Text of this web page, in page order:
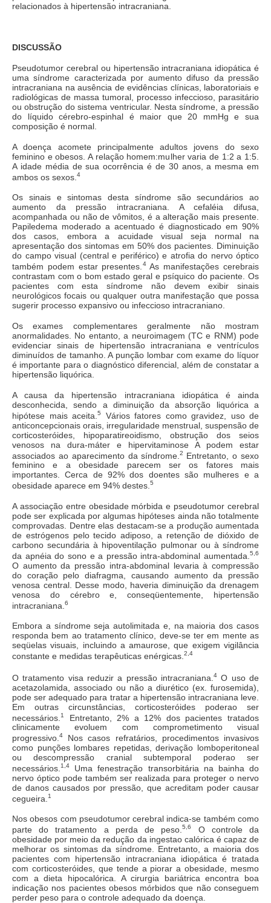
relacionados à hipertensão intracraniana.
DISCUSSÃO
Pseudotumor cerebral ou hipertensão intracraniana idiopática é
uma síndrome caracterizada por aumento difuso da pressão
intracraniana na ausência de evidências clínicas, laboratoriais e
radiológicas de massa tumoral, processo infeccioso, parasitário
ou obstrução do sistema ventricular. Nesta síndrome, a pressão
do líquido cérebro-espinhal é maior que 20 mmHg e sua
composição é normal.
A doença acomete principalmente adultos jovens do sexo
feminino e obesos. A relação homem:mulher varia de 1:2 a 1:5.
A idade média de sua ocorrência é de 30 anos, a mesma em
ambos os sexos. 4
Os sinais e sintomas desta síndrome são secundários ao
aumento da pressão intracraniana. A cefaléia difusa,
acompanhada ou não de vômitos, é a alteração mais presente.
Papiledema moderado a acentuado é diagnosticado em 90%
dos casos, embora a acuidade visual seja normal na
apresentação dos sintomas em 50% dos pacientes. Diminuição
do campo visual (central e periférico) e atrofia do nervo óptico
também podem estar presentes. 4 As manifestações cerebrais
contrastam com o bom estado geral e psíquico do paciente. Os
pacientes com esta síndrome não devem exibir sinais
neurológicos focais ou qualquer outra manifestação que possa
sugerir processo expansivo ou infeccioso intracraniano.
Os exames complementares geralmente não mostram
anormalidades. No entanto, a neuroimagem (TC e RNM) pode
evidenciar sinais de hipertensão intracraniana e ventrículos
diminuídos de tamanho. A punção lombar com exame do líquor
é importante para o diagnóstico diferencial, além de constatar a
hipertensão liquórica.
A causa da hipertensão intracraniana idiopática é ainda
desconhecida, sendo a diminuição da absorção liquórica a
hipótese mais aceita. 5
Vários fatores como gravidez, uso de
anticoncepcionais orais, irregularidade menstrual, suspensão de
corticosteróides, hipoparatireoidismo, obstrução dos seios
venosos na dura-máter e hipervitaminose A podem estar
associados ao aparecimento da síndrome.2 Entretanto, o sexo
feminino e a obesidade parecem ser os fatores mais
importantes. Cerca de 92% dos doentes são mulheres e a
obesidade aparece em 94% destes. 5
A associação entre obesidade mórbida e pseudotumor cerebral
pode ser explicada por algumas hipóteses ainda não totalmente
comprovadas. Dentre elas destacam-se a produção aumentada
de estrógenos pelo tecido adiposo, a retenção de dióxido de
carbono secundária à hipoventilação pulmonar ou à síndrome
da apnéia do sono e a pressão intra-abdominal aumentada. 5,6
O aumento da pressão intra-abdominal levaria à compressão
do coração pelo diafragma, causando aumento da pressão
venosa central. Desse modo, haveria diminuição da drenagem
venosa do cérebro e, conseqüentemente, hipertensão
intracraniana. 6
Embora a síndrome seja autolimitada e, na maioria dos casos
responda bem ao tratamento clínico, deve-se ter em mente as
seqüelas visuais, incluindo a amaurose, que exigem vigilância
constante e medidas terapêuticas enérgicas. 2,4
O tratamento visa reduzir a pressão intracraniana. 4 O uso de
acetazolamida, associado ou não a diurético (ex. furosemida),
pode ser adequado para tratar a hipertensão intracraniana leve.
Em outras circunstâncias, corticosteróides poderao ser
necessários. 1
Entretanto, 2% a 12% dos pacientes tratados
clinicamente evoluem com comprometimento visual
progressivo. 4
Nos casos refratários, procedimentos invasivos
como punções lombares repetidas, derivação lomboperitoneal
ou descompressão cranial subtemporal poderao ser
necessários. 1,4
Uma fenestração transorbitária na bainha do
nervo óptico pode também ser realizada para proteger o nervo
de danos causados por pressão, que acreditam poder causar
cegueira. 1
Nos obesos com pseudotumor cerebral indica-se também como
parte do tratamento a perda de peso.5,6
O controle da
obesidade por meio da redução da ingestao calórica é capaz de
melhorar os sintomas da síndrome. Entretanto, a maioria dos
pacientes com hipertensão intracraniana idiopática é tratada
com corticosteróides, que tende a piorar a obesidade, mesmo
com a dieta hipocalórica. A cirurgia bariátrica encontra boa
indicação nos pacientes obesos mórbidos que não conseguem
perder peso para o controle adequado da doença.